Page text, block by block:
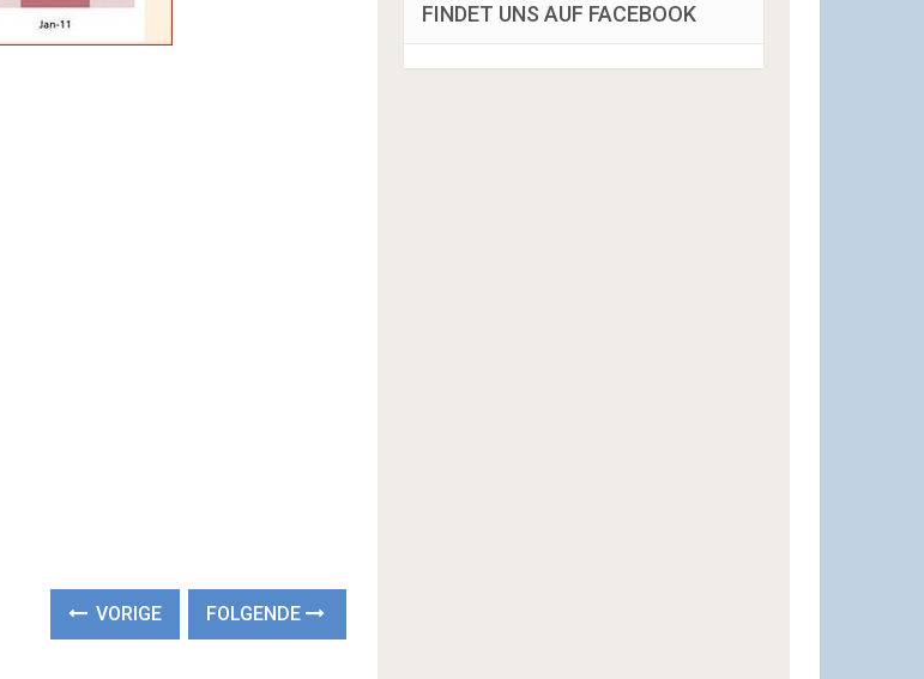
VORIGE FOLGENDE
FINDET UNS AUF FACEBOOK